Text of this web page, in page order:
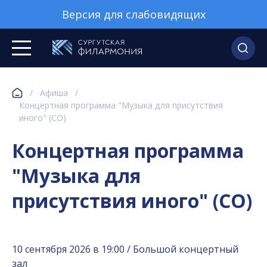
Версия для слабовидящих
/ Афиша
/
Концертная программа "Музыка для присутствия
иного" (СО)
Концертная программа
"Музыка для
присутствия иного" (СО)
10 сентября 2026 в 19:00 / Большой концертный
зал